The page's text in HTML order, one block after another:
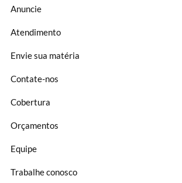
Anuncie
Atendimento
Envie sua matéria
Contate-nos
Cobertura
Orçamentos
Equipe
Trabalhe conosco